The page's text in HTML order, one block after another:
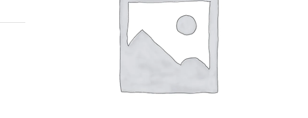
SAAT AKSESUARLARI TAKI VE MÜCEVHER PURO